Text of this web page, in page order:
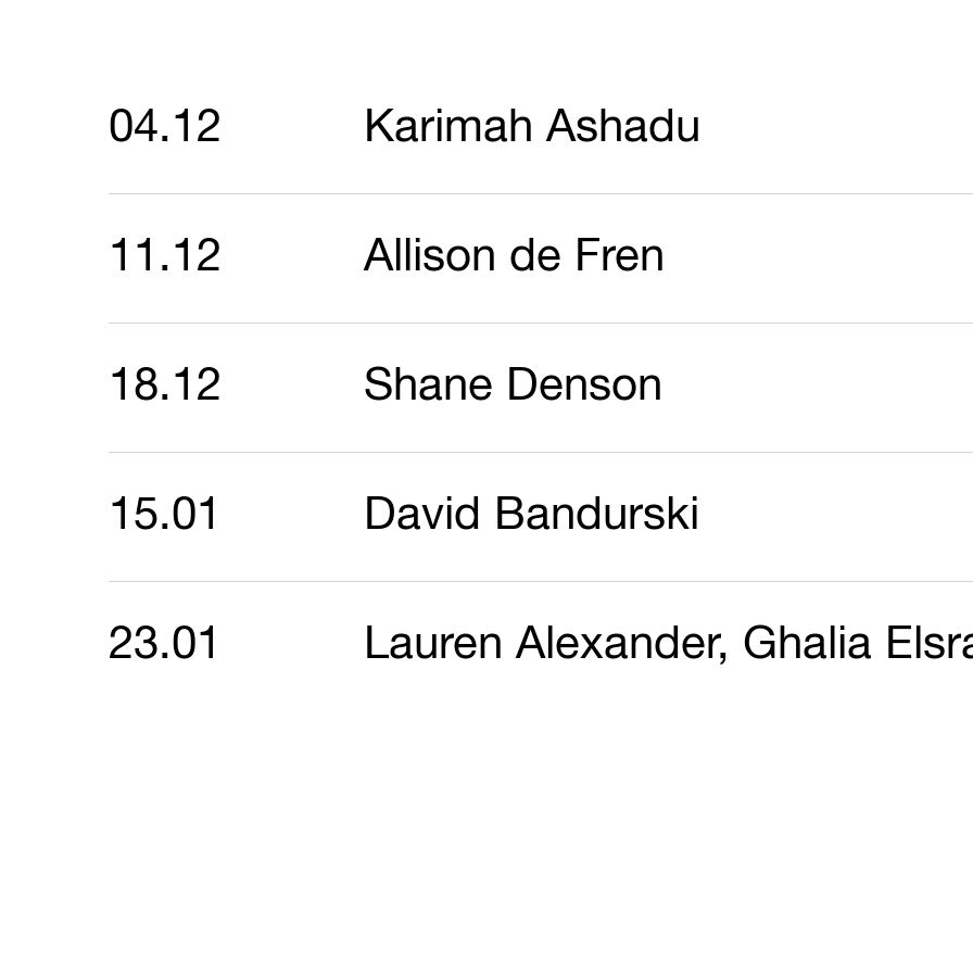
04.12 Karimah Ashadu
11.12 Allison de Fren
18.12 Shane Denson
15.01 David Bandurski
23.01 Lauren Alexander, Ghalia